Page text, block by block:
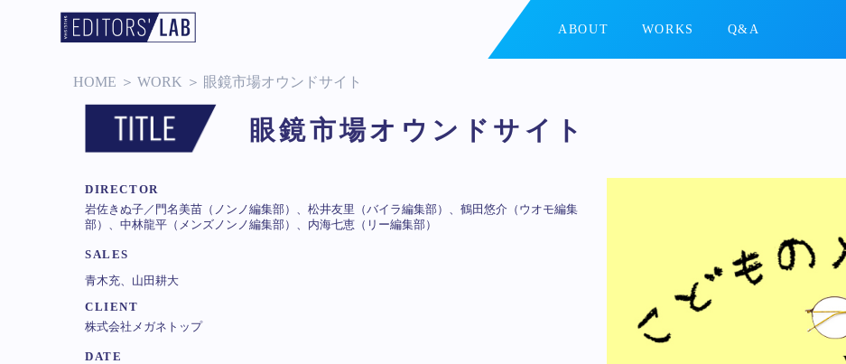
ABOUT WORKS Q&A
HOME ＞ WORK ＞ 眼鏡市場オウンドサイト
眼鏡市場オウンドサイト
DIRECTOR
岩佐きぬ子／門名美苗（ノンノ編集部）、松井友里（バイラ編集部）、鶴田悠介（ウオモ編集
部）、中林龍平（メンズノンノ編集部）、内海七恵（リー編集部）
SALES
青木充、山田耕大
CLIENT
株式会社メガネトップ
DATE